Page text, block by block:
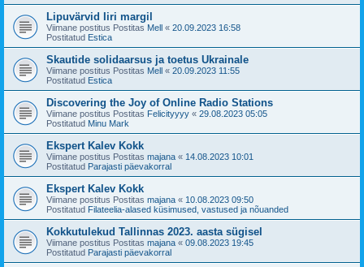
Lipuvärvid Iiri margil
Viimane postitus Postitas Mell « 20.09.2023 16:58
Postitatud Estica
Skautide solidaarsus ja toetus Ukrainale
Viimane postitus Postitas Mell « 20.09.2023 11:55
Postitatud Estica
Discovering the Joy of Online Radio Stations
Viimane postitus Postitas Felicityyyy « 29.08.2023 05:05
Postitatud Minu Mark
Ekspert Kalev Kokk
Viimane postitus Postitas majana « 14.08.2023 10:01
Postitatud Parajasti päevakorral
Ekspert Kalev Kokk
Viimane postitus Postitas majana « 10.08.2023 09:50
Postitatud Filateelia-alased küsimused, vastused ja nõuanded
Kokkutulekud Tallinnas 2023. aasta sügisel
Viimane postitus Postitas majana « 09.08.2023 19:45
Postitatud Parajasti päevakorral